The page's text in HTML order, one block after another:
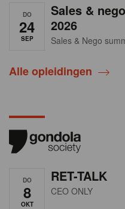
DO
24
SEP
Sales &
2026
Sales & Nego
Alle opleidingen
DO
8
OKT
RET-TALK
CEO ONLY